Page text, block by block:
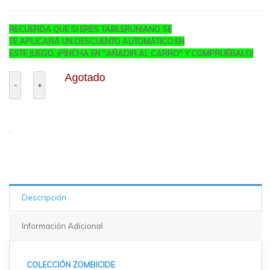
RECUERDA QUE SI ERES TABLERUNIANO SE
TE APLICARÁ UN DESCUENTO AUTOMÁTICO EN
ESTE JUEGO, ¡PINCHA EN "AÑADIR AL CARRO" Y COMPRUÉBALO!
Agotado
Descripción
Información Adicional
COLECCIÓN ZOMBICIDE